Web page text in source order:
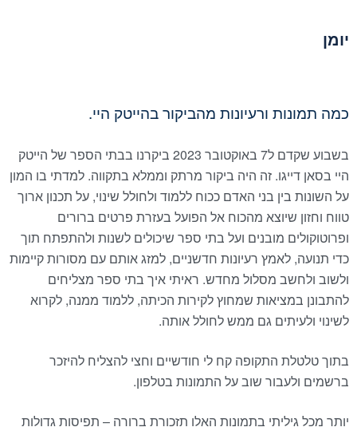
יומן
כמה תמונות ורעיונות מהביקור בהייטק היי.
בשבוע שקדם ל7 באוקטובר 2023 ביקרנו בבתי הספר של הייטק
היי בסאן דייגו. זה היה ביקור מרתק וממלא בתקווה. למדתי בו המון
על השונות בין בני האדם ככוח ללמוד ולחולל שינוי, על תכנון ארוך
טווח וחזון שיוצא מהכוח אל הפועל בעזרת פרטים ברורים
ופרוטוקולים מובנים ועל בתי ספר שיכולים לשנות ולהתפתח תוך
כדי תנועה, לאמץ רעיונות חדשניים, למזג אותם עם מסורות קיימות
ולשוב ולחשב מסלול מחדש. ראיתי איך בתי ספר מצליחים
להתבונן במציאות שמחוץ לקירות הכיתה, ללמוד ממנה, לקרוא
לשינוי ולעיתים גם ממש לחולל אותה.
בתוך טלטלת התקופה קח לי חודשיים וחצי להצליח להיזכר
ברשמים ולעבור שוב על התמונות בטלפון.
יותר מכל גיליתי בתמונות האלו תזכורת ברורה – תפיסות גדולות